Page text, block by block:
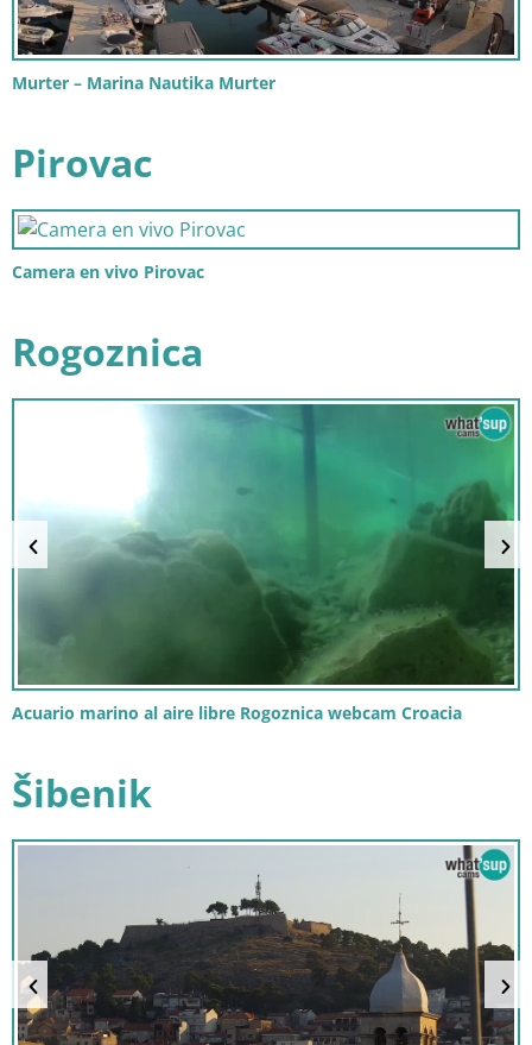
Murter – Marina Nautika Murter
Pirovac
Camera en vivo Pirovac
Rogoznica
Acuario marino al aire libre Rogoznica webcam Croacia
Šibenik